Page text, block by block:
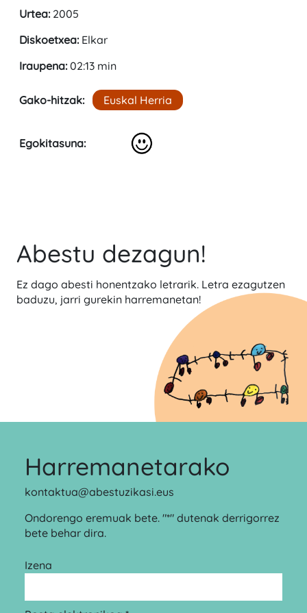
Urtea:2005
Diskoetxea:Elkar
Iraupena:02:13 min
Gako-hitzak: Euskal Herria
Egokitasuna:
Abestu dezagun!
Ez dago abesti honentzako letrarik. Letra ezagutzen
baduzu, jarri gurekin harremanetan!
Harremanetarako
kontaktua@abestuzikasi.eus
Ondorengo eremuak bete. "*" dutenak derrigorrez
bete behar dira.
Izena